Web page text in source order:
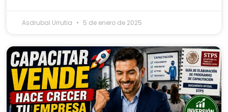
Asdrubal Urrutia 5 de enero de 2025